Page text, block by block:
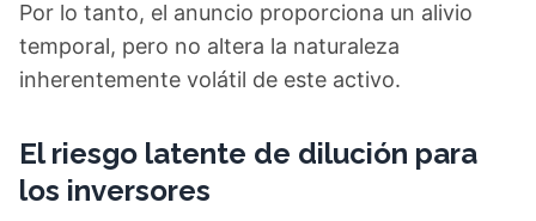
Por lo tanto, el anuncio proporciona un alivio
temporal, pero no altera la naturaleza
inherentemente volátil de este activo.
El riesgo latente de dilución para
los inversores